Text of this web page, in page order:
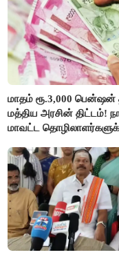
மாதம் ரூ.3,000 பென்ஷன்
மத்திய அரசின் திட்டம்!
மாவட்ட
செய்தி!